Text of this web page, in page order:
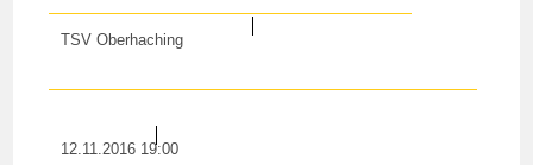
TSV Oberhaching
12.11.2016 19:00